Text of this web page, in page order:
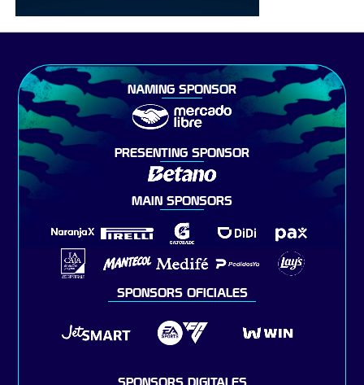
NAMING SPONSOR
PRESENTING SPONSOR
MAIN SPONSORS
SPONSORS OFICIALES